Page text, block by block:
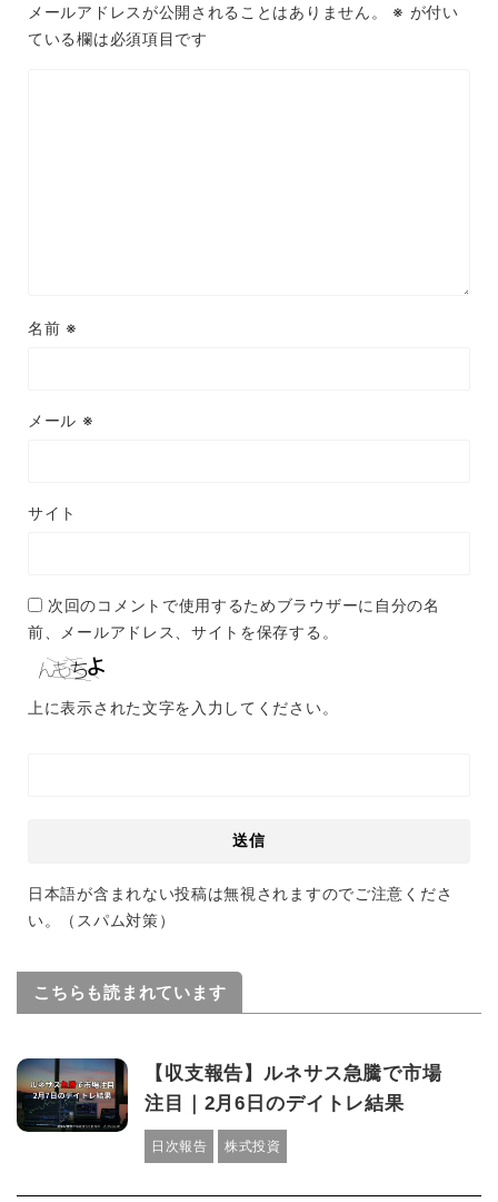
メールアドレスが公開されることはありません。 ※ が付い
ている欄は必須項目です
名前 ※
メール ※
サイト
次回のコメントで使用するためブラウザーに自分の名
前、メールアドレス、サイトを保存する。
上に表示された文字を入力してください。
日本語が含まれない投稿は無視されますのでご注意くださ
い。（スパム対策）
こちらも読まれています
【収支報告】ルネサス急騰で市場
注目｜2月6日のデイトレ結果
日次報告 株式投資